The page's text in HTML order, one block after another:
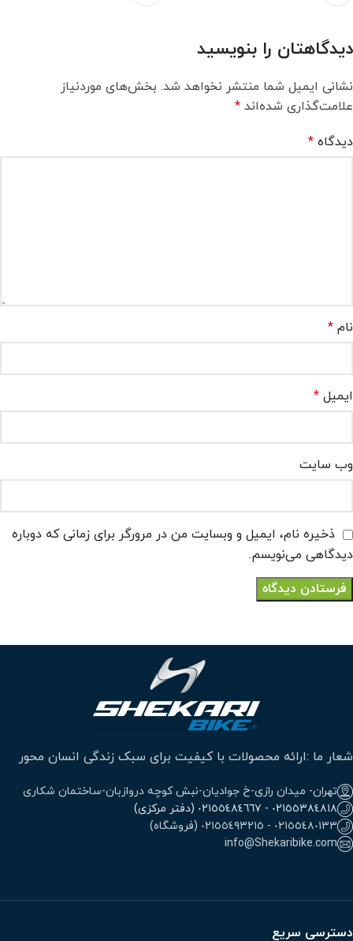
دیدگاهتان را بنویسید
نشانی ایمیل شما منتشر نخواهد شد. بخش‌های موردنیاز
علامت‌گذاری شده‌اند *
دیدگاه *
نام *
ایمیل *
وب‌ سایت
ذخیره نام، ایمیل و وبسایت من در مرورگر برای زمانی که دوباره
دیدگاهی می‌نویسم.
شعار ما :ارائه محصولات با کیفیت برای سبک زندگی انسان محور
تهران- میدان رازی-خ جوادیان-نبش کوچه دروازبان-ساختمان شکاری
٠٢١٥٥٣٨٤٨١٨ - ٠٢١٥٥٤٨٤٦٦٧ (دفتر مرکزی)
٠٢١٥٥٤٨٠١٣٣ - ٠٢١٥٥٤٩٣٢١٥ (فروشگاه)
info@Shekaribike.com
دسترسی سریع